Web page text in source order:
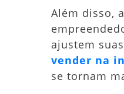
Além disso,
ajustem
vender na
se tornam